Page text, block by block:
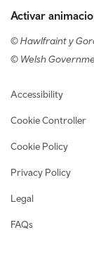
Activar
© Hawlfraint y
© Welsh
Footer navigation
Accessibility
Cookie Controller
Cookie Policy
Privacy Policy
Legal
FAQs